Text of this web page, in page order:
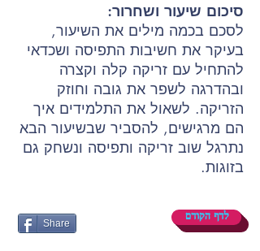
סיכום שיעור ושחרור:
לסכם בכמה מילים את השיעור,
בעיקר את חשיבות התפיסה ושכדאי
להתחיל עם זריקה קלה וקצרה
ובהדרגה לשפר את גובה וחוזק
הזריקה. לשאול את התלמידים איך
הם מרגישים, להסביר שבשיעור הבא
נתרגל שוב זריקה ותפיסה ונשחק גם
בזוגות.
Share לדף הקודם